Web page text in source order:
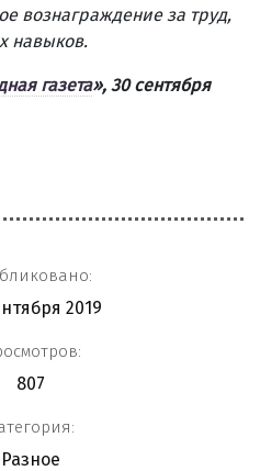
вознаграждение за труд,
навыков.
газета», 30 сентября
2019
807
Разное